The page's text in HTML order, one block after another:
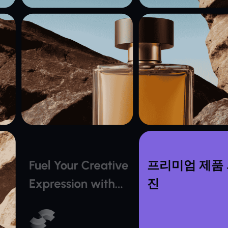
프리미엄 제품
진